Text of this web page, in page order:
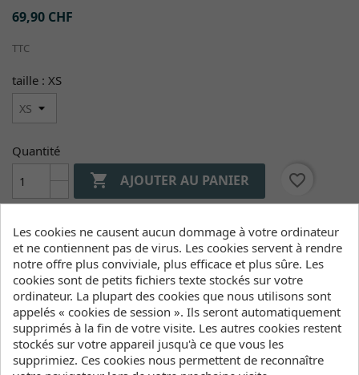
69,90 CHF
TTC
taille : XS
Quantité
 AJOUTER AU PANIER
favorite_border
Entrepôts (Stock, Délais de livraison)
Entrepôt Wind&Snow
En stock:
2-4 jours ouvrables
Les cookies ne causent aucun dommage à votre ordinateur
et ne contiennent pas de virus. Les cookies servent à rendre
notre offre plus conviviale, plus efficace et plus sûre. Les
cookies sont de petits fichiers texte stockés sur votre
ordinateur. La plupart des cookies que nous utilisons sont
appelés « cookies de session ». Ils seront automatiquement
supprimés à la fin de votre visite. Les autres cookies restent
stockés sur votre appareil jusqu'à ce que vous les
supprimiez. Ces cookies nous permettent de reconnaître